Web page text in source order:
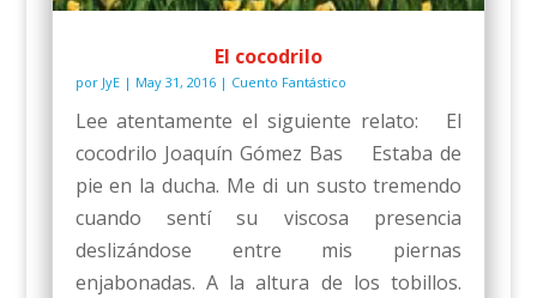
El cocodrilo
por JyE| May 31, 2016| Cuento Fantástico
Lee atentamente el siguiente relato: El
cocodrilo Joaquín Gómez Bas Estaba de
pie en la ducha. Me di un susto tremendo
cuando sentí su viscosa presencia
deslizándose entre mis piernas
enjabonadas. A la altura de los tobillos.